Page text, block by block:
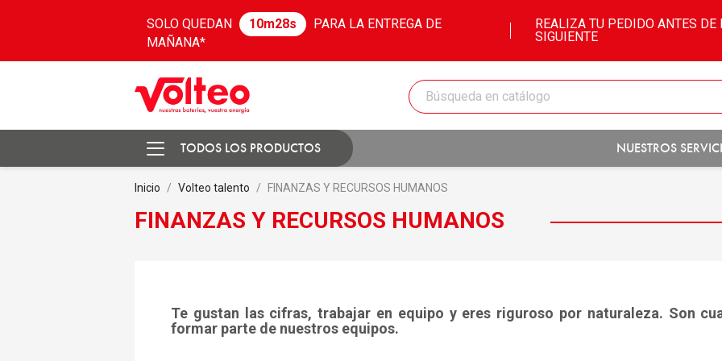
SOLO QUEDAN 10m28s
PARA LA ENTREGA DE
MAÑANA*
REALIZA TU PEDIDO ANTES
SIGUIENTE
TODOS LOS PRODUCTOS NUESTROS
Inicio Volteo talento FINANZAS Y RECURSOS HUMANOS
FINANZAS Y RECURSOS HUMANOS
Te gustan las cifras, trabajar en equipo y eres riguroso por naturaleza. Son
formar parte de nuestros equipos.